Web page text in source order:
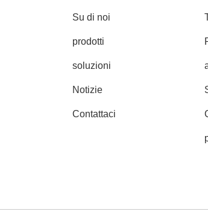
Su di noi
prodotti
soluzioni
Notizie
Contattaci